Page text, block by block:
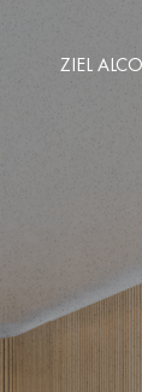
ZIEL